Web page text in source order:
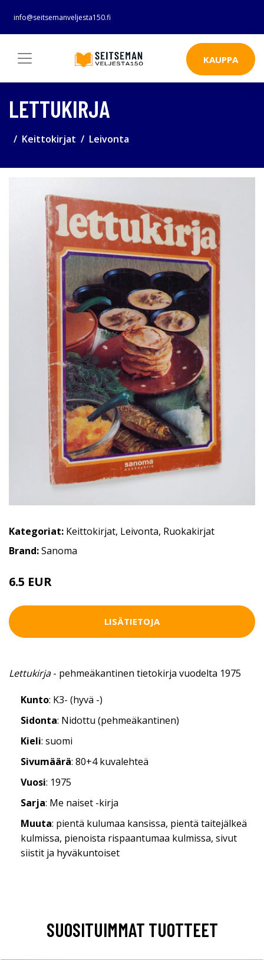
info@seitsemanveljesta150.fi
KAUPPA
LETTUKIRJA
Keittokirjat Leivonta
Kategoriat: Keittokirjat, Leivonta, Ruokakirjat
Brand:Sanoma
6.5 EUR
LISÄTIETOJA
Lettukirja- pehmeäkantinen tietokirja vuodelta 1975
Kunto: K3- (hyvä -)
Sidonta: Nidottu (pehmeäkantinen)
Kieli: suomi
Sivumäärä: 80+4 kuvalehteä
Vuosi: 1975
Sarja: Me naiset -kirja
Muuta: pientä kulumaa kansissa, pientä taitejälkeä
kulmissa, pienoista rispaantumaa kulmissa, sivut
siistit ja hyväkuntoiset
SUOSITUIMMAT TUOTTEET